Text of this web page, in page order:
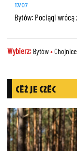
17/07
Bytów: Pociągi wrócą
Wybierz: Bytów•
CËŻ JE CZËC